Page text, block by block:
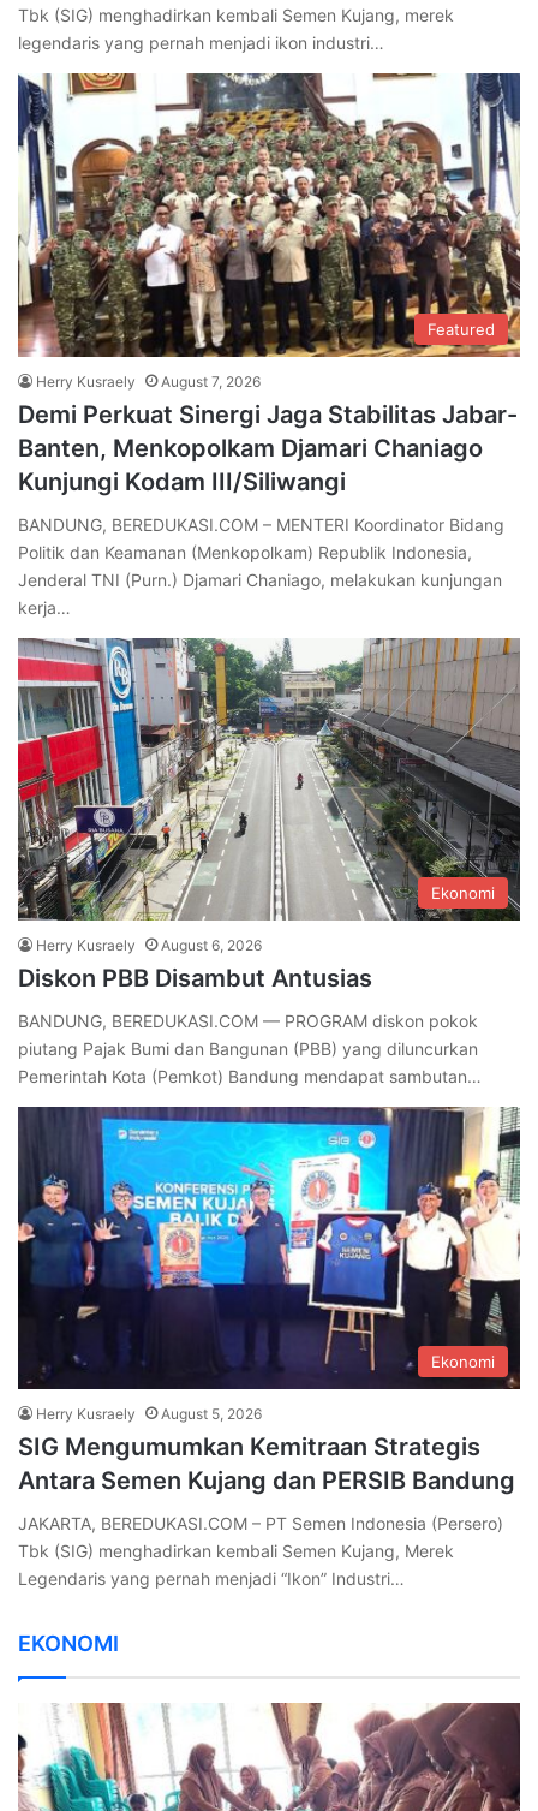
Tbk (SIG) menghadirkan kembali Semen Kujang, merek
legendaris yang pernah menjadi ikon industri…
Featured
Herry Kusraely August 7, 2026
Demi Perkuat Sinergi Jaga Stabilitas Jabar-
Banten, Menkopolkam Djamari Chaniago
Kunjungi Kodam III/Siliwangi
BANDUNG, BEREDUKASI.COM – MENTERI Koordinator Bidang
Politik dan Keamanan (Menkopolkam) Republik Indonesia,
Jenderal TNI (Purn.) Djamari Chaniago, melakukan kunjungan
kerja…
Ekonomi
Herry Kusraely August 6, 2026
Diskon PBB Disambut Antusias
BANDUNG, BEREDUKASI.COM — PROGRAM diskon pokok
piutang Pajak Bumi dan Bangunan (PBB) yang diluncurkan
Pemerintah Kota (Pemkot) Bandung mendapat sambutan…
Ekonomi
Herry Kusraely August 5, 2026
SIG Mengumumkan Kemitraan Strategis
Antara Semen Kujang dan PERSIB Bandung
JAKARTA, BEREDUKASI.COM – PT Semen Indonesia (Persero)
Tbk (SIG) menghadirkan kembali Semen Kujang, Merek
Legendaris yang pernah menjadi “Ikon” Industri…
EKONOMI